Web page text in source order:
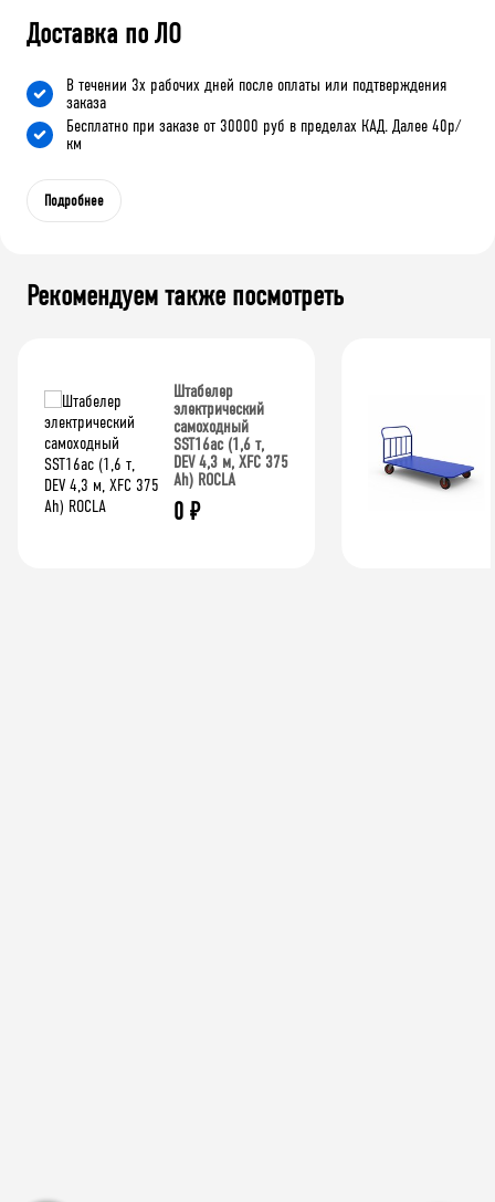
Доставка по ЛО
В течении 3х рабочих дней после оплаты или подтверждения
заказа
Бесплатно при заказе от 30000 руб в пределах КАД. Далее 40р/
км
Подробнее
Рекомендуем также посмотреть
Штабелер
электрический
самоходный
SST16ac (1,6 т,
DEV 4,3 м, XFC 375
Ah) ROCLA
0 ₽